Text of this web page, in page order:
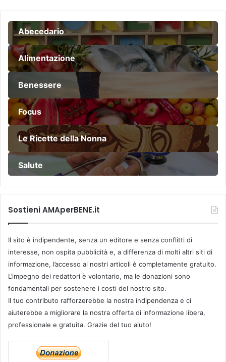
Abecedario
Alimentazione
Benessere
Focus
Le Ricette della Nonna
Salute
Sostieni AMAperBENE.it
Il sito è indipendente, senza un editore e senza conflitti di
interesse, non ospita pubblicità e, a differenza di molti altri siti di
informazione, l’accesso ai nostri articoli è completamente gratuito.
L’impegno dei redattori è volontario, ma le donazioni sono
fondamentali per sostenere i costi del nostro sito.
Il tuo contributo rafforzerebbe la nostra indipendenza e ci
aiuterebbe a migliorare la nostra offerta di informazione libera,
professionale e gratuita. Grazie del tuo aiuto!